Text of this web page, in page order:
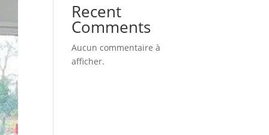
Recent
Comments
Aucun commentaire à
afficher.